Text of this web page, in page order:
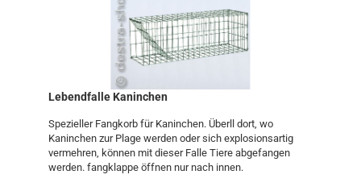
Lebendfalle Kaninchen
Spezieller Fangkorb für Kaninchen. Überll dort, wo
Kaninchen zur Plage werden oder sich explosionsartig
vermehren, können mit dieser Falle Tiere abgefangen
werden. fangklappe öffnen nur nach innen.